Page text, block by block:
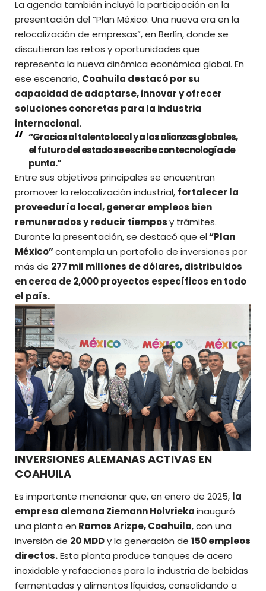
La agenda también incluyó la participación en la
presentación del “Plan México: Una nueva era en la
relocalización de empresas”, en Berlín, donde se
discutieron los retos y oportunidades que
representa la nueva dinámica económica global. En
ese escenario, Coahuila destacó por su
capacidad de adaptarse, innovar y ofrecer
soluciones concretas para la industria
internacional.
“Gracias al talento local y a las alianzas globales,
el futuro del estado se escribe con tecnología de
punta.”
Entre sus objetivos principales se encuentran
promover la relocalización industrial, fortalecer la
proveeduría local, generar empleos bien
remunerados y reducir tiemposy trámites.
Durante la presentación, se destacó que el“Plan
México”contempla un portafolio de inversiones por
más de 277 mil millones de dólares, distribuidos
en cerca de 2,000 proyectos específicos en todo
el país.
INVERSIONES ALEMANAS ACTIVAS EN
COAHUILA
Es importante mencionar que, en enero de 2025, la
empresa alemana Ziemann Holvriekainauguró
una planta en Ramos Arizpe, Coahuila, con una
inversión de 20 MDDy la generación de 150 empleos
directos.Esta planta produce tanques de acero
inoxidable y refacciones para la industria de bebidas
fermentadas y alimentos líquidos, consolidando a